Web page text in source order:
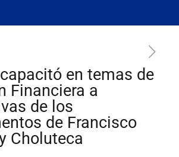
en temas de
Financiera a
de los
de Francisco
Choluteca